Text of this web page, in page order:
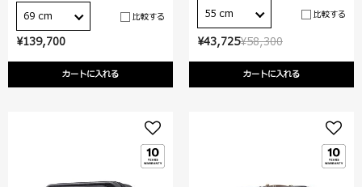
¥139,700
カートに入れる
69 cm 比較する
¥58,300
¥43,725
カートに入れる
55 cm 比較する